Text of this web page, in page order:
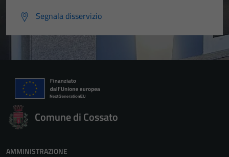
Segnala disservizio
Comune di Cossato
AMMINISTRAZIONE